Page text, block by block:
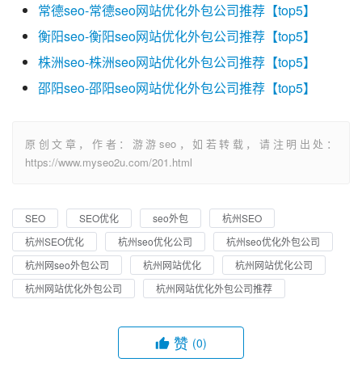
常德seo-常德seo网站优化外包公司推荐【top5】
衡阳seo-衡阳seo网站优化外包公司推荐【top5】
株洲seo-株洲seo网站优化外包公司推荐【top5】
邵阳seo-邵阳seo网站优化外包公司推荐【top5】
原创文章，作者：游游seo，如若转载，请注明出处：
https://www.myseo2u.com/201.html
SEO SEO优化 seo外包
杭州SEO
杭州SEO优化
杭州seo优化公司
杭州seo优化外包公司
杭州网seo外包公司
杭州网站优化
杭州网站优化公司
杭州网站优化外包公司
杭州网站优化外包公司推荐
赞 (0)